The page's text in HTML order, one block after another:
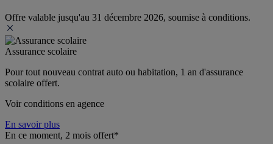
Offre valable jusqu'au 31 décembre 2026, soumise à conditions.
Assurance scolaire
Pour tout nouveau contrat auto ou habitation, 1 an d'assurance
scolaire offert.
Voir conditions en agence
En savoir plus
En ce moment, 2 mois offert*